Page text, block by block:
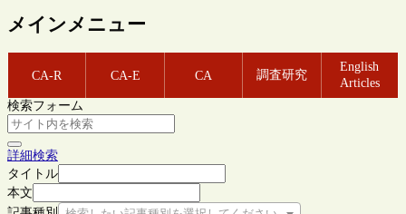
メインメニュー
CA-R CA-E CA 調査研究
English
Articles
検索フォーム
詳細検索
タイトル
本文